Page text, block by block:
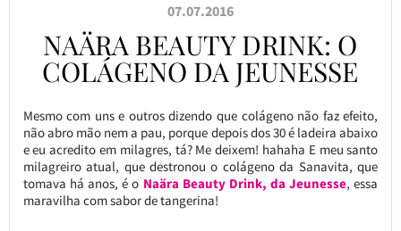
07.07.2016
NAÄRA BEAUTY DRINK: O
COLÁGENO DA JEUNESSE
Mesmo com uns e outros dizendo que colágeno não faz efeito,
não abro mão nem a pau, porque depois dos 30 é ladeira abaixo
e eu acredito em milagres, tá? Me deixem! hahaha E meu santo
milagreiro atual, que destronou o colágeno da Sanavita, que
tomava há anos, é o Naära Beauty Drink, da Jeunesse, essa
maravilha com sabor de tangerina!